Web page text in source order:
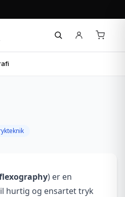
) er en
hurtig og ensartet tryk